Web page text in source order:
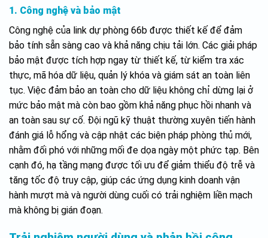
1. Công nghệ và bảo mật
Công nghệ của link dự phòng 66b được thiết kế để đảm
bảo tính sẵn sàng cao và khả năng chịu tải lớn. Các giải pháp
bảo mật được tích hợp ngay từ thiết kế, từ kiểm tra xác
thực, mã hóa dữ liệu, quản lý khóa và giám sát an toàn liên
tục. Việc đảm bảo an toàn cho dữ liệu không chỉ dừng lại ở
mức bảo mật mà còn bao gồm khả năng phục hồi nhanh và
an toàn sau sự cố. Đội ngũ kỹ thuật thường xuyên tiến hành
đánh giá lỗ hổng và cập nhật các biện pháp phòng thủ mới,
nhằm đối phó với những mối đe dọa ngày một phức tạp. Bên
cạnh đó, hạ tầng mạng được tối ưu để giảm thiểu độ trễ và
tăng tốc độ truy cập, giúp các ứng dụng kinh doanh vận
hành mượt mà và người dùng cuối có trải nghiệm liền mạch
mà không bị gián đoạn.